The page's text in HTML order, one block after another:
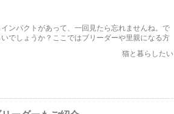
ンパクトがあって、一回見たら忘れませんね。で
でしょうか？ここではブリーダーや里親になる方
猫と暮らしたい